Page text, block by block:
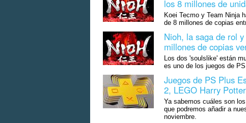
los 8 millones de
Koei Tecmo y Team Ninja
de 8 millones de copias
Nioh, la saga de rol
millones de copias
Los dos 'soulslike' están
es uno de los juegos de
Juegos de PS Plus
2, LEGO Harry
Ya sabemos cuáles son
que podremos añadir a
noviembre.